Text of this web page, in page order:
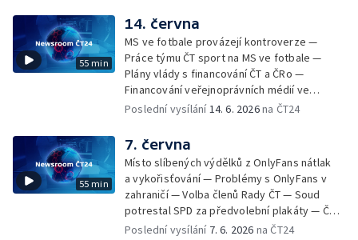
americké novinářky — Nové slovenské
profesní sdružení Organizace nezávislé
žurnalistiky — Tři roky od zmizení ponorky
Titan — Tvrdá pravidla pro afghánské
novinářky — Vražda ruského karikaturisty
Semjona Skrepeckého — Školáci z vítězných
týmů soutěže Reportéři na startu si
zákulisí ČT
55 min
14. června
MS ve fotbale provázejí kontroverze —
Práce týmu ČT sport na MS ve fotbale —
Plány vlády s financování ČT a ČRo —
Financování veřejnoprávních médií ve
Skandinávii — Donald Trump novinářce řekl,
Šéfredaktor Seznam Zpráv v otevřeném
dopise vyzval premiéra k debatě o médiích
— Jednání Rady ČT — Demonstrace v Albánii
— Poslankyně čelí různým formám násilí —
Pražská výstava Nicka Uta, autora fotografie
napalmové dívky — Scott Pelley promluvil o
dění v CBS — Zákulisí natáčení pořadu Na
Poslední vysílání14. 6. 2026na ČT24
55 min
7. června
Místo slíbených výdělků z OnlyFans nátlak
a vykořisťování — Problémy s OnlyFans v
zahraničí — Volba členů Rady ČT — Soud
potrestal SPD za předvolební plakáty — Češi
se obávají ovlivňování veřejného mínění ze
Poslední vysílání 7. 6. 2026 na ČT24